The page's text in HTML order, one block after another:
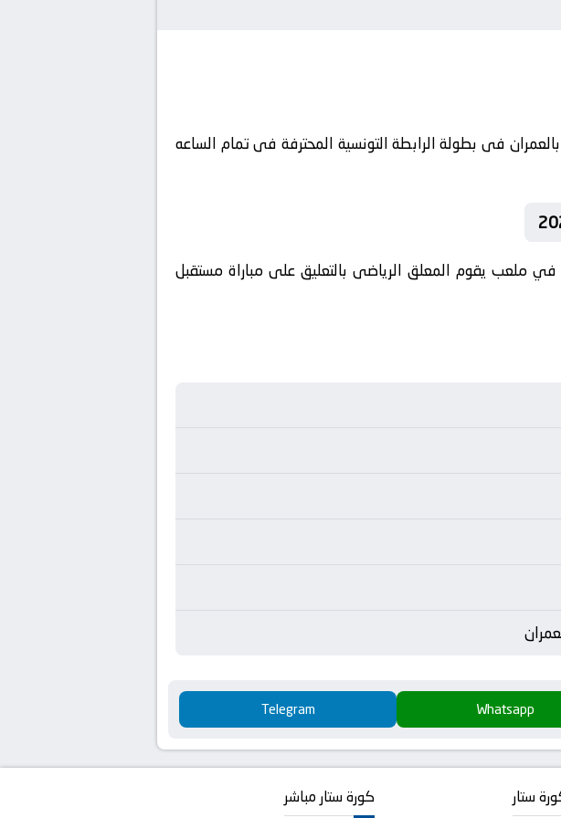
الرياضية بالعمران فى بطولة الرابطة التونسية المحترفة فى تمام الساعه
في ملعب يقوم المعلق الرياضى بالتعليق على مباراة مستقبل
Whatsapp
Telegram
ستار كورة ستار مباشر